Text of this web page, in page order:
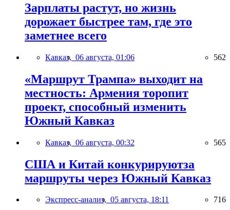
Зарплаты растут, но жизнь
дорожает быстрее там, где это
заметнее всего
Кавказ, 06 августа, 01:06 562
«Маршрут Трампа» выходит на
местность: Армения торопит
проект, способный изменить
Южный Кавказ
Кавказ, 06 августа, 00:32 565
США и Китай конкурируютза
маршруты через Южный Кавказ
Экспресс-анализ, 05 августа, 18:11 716